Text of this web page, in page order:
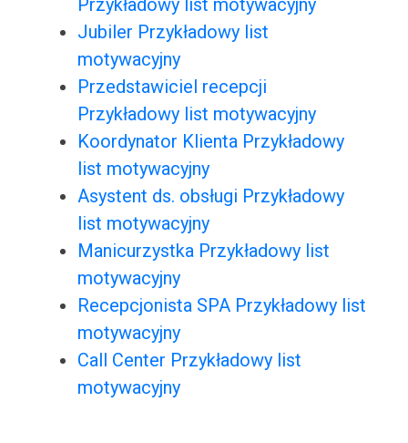
Przykładowy list motywacyjny
Jubiler Przykładowy list
motywacyjny
Przedstawiciel recepcji
Przykładowy list motywacyjny
Koordynator Klienta Przykładowy
list motywacyjny
Asystent ds. obsługi Przykładowy
list motywacyjny
Manicurzystka Przykładowy list
motywacyjny
Recepcjonista SPA Przykładowy list
motywacyjny
Call Center Przykładowy list
motywacyjny